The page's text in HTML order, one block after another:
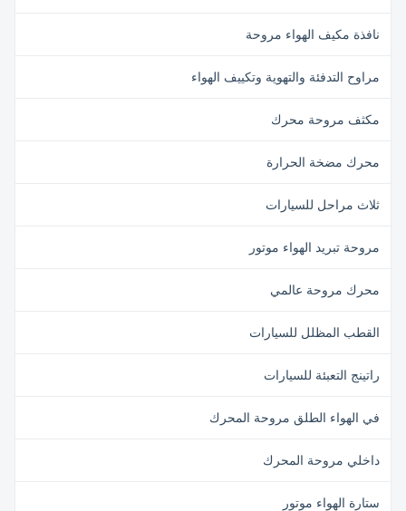
نافذة مكيف الهواء مروحة
مراوح التدفئة والتهوية وتكييف الهواء
مكثف مروحة محرك
محرك مضخة الحرارة
ثلاث مراحل للسيارات
مروحة تبريد الهواء موتور
محرك مروحة عالمي
القطب المظلل للسيارات
راتينج التعبئة للسيارات
في الهواء الطلق مروحة المحرك
داخلي مروحة المحرك
ستارة الهواء موتور